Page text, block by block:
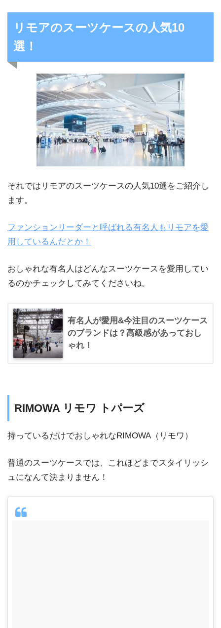
リモアのスーツケースの人気10
選！
それではリモアのスーツケースの人気10選をご紹介し
ます。
ファンションリーダーと呼ばれる有名人もリモアを愛
用しているんだとか！
おしゃれな有名人はどんなスーツケースを愛用してい
るのかチェックしてみてくださいね。
有名人が愛用&今注目のスーツケース
のブランドは？高級感があっておし
ゃれ！
RIMOWA リモワ トパーズ
持っているだけでおしゃれなRIMOWA（リモワ）
普通のスーツケースでは、これほどまでスタイリッシ
ュになんて決まりません！